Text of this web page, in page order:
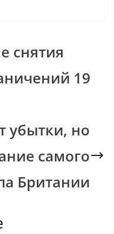
снятия
19
убытки, но
самого
Британии